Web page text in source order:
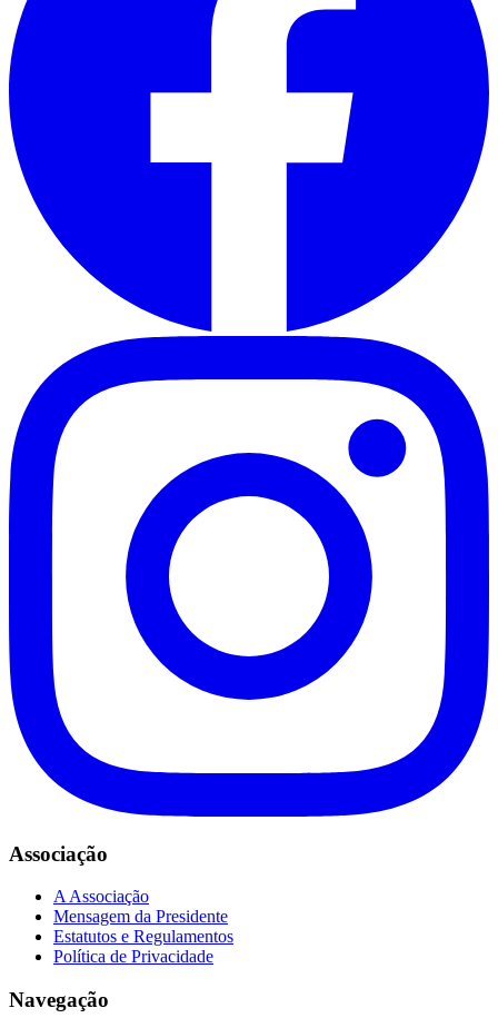
Associação
A Associação
Mensagem da Presidente
Estatutos e Regulamentos
Política de Privacidade
Navegação